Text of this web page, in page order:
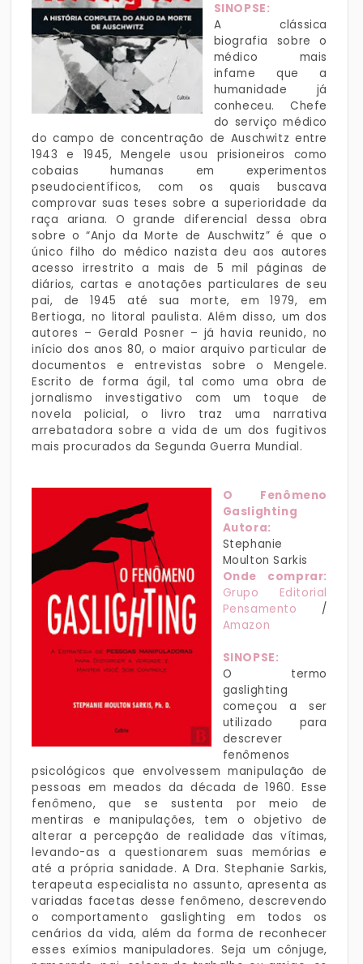
SINOPSE:
A clássica
biografia sobre o
médico mais
infame que a
humanidade já
conheceu. Chefe
do serviço médico
do campo de concentração de Auschwitz entre
1943 e 1945, Mengele usou prisioneiros como
cobaias humanas em experimentos
pseudocientíficos, com os quais buscava
comprovar suas teses sobre a superioridade da
raça ariana. O grande diferencial dessa obra
sobre o “Anjo da Morte de Auschwitz” é que o
único filho do médico nazista deu aos autores
acesso irrestrito a mais de 5 mil páginas de
diários, cartas e anotações particulares de seu
pai, de 1945 até sua morte, em 1979, em
Bertioga, no litoral paulista. Além disso, um dos
autores – Gerald Posner – já havia reunido, no
início dos anos 80, o maior arquivo particular de
documentos e entrevistas sobre o Mengele.
Escrito de forma ágil, tal como uma obra de
jornalismo investigativo com um toque de
novela policial, o livro traz uma narrativa
arrebatadora sobre a vida de um dos fugitivos
mais procurados da Segunda Guerra Mundial.
O Fenômeno
Gaslighting
Autora:
Stephanie
Moulton Sarkis
Onde comprar:
Grupo Editorial
Pensamento /
Amazon
SINOPSE:
O termo
gaslighting
começou a ser
utilizado para
descrever
fenômenos
psicológicos que envolvessem manipulação de
pessoas em meados da década de 1960. Esse
fenômeno, que se sustenta por meio de
mentiras e manipulações, tem o objetivo de
alterar a percepção de realidade das vítimas,
levando-as a questionarem suas memórias e
até a própria sanidade. A Dra. Stephanie Sarkis,
terapeuta especialista no assunto, apresenta as
variadas facetas desse fenômeno, descrevendo
o comportamento gaslighting em todos os
cenários da vida, além da forma de reconhecer
esses exímios manipuladores. Seja um cônjuge,